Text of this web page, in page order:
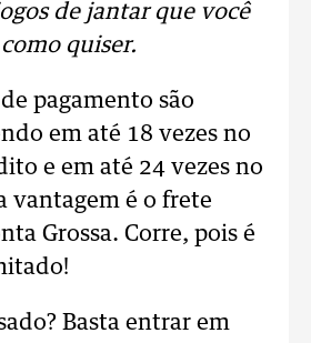
de jantar que você
quiser.
pagamento são
em até 18 vezes no
e em até 24 vezes no
vantagem é o frete
Grossa. Corre, pois é
Basta entrar em